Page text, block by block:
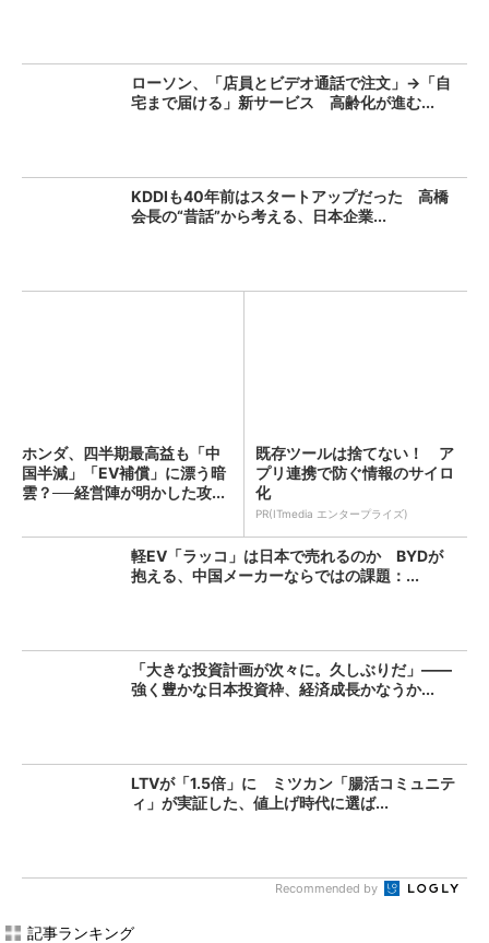
ローソン、「店員とビデオ通話で注文」→「自
宅まで届ける」新サービス 高齢化が進む...
KDDIも40年前はスタートアップだった 高橋
会長の“昔話”から考える、日本企業...
ホンダ、四半期最高益も「中
国半減」「EV補償」に漂う暗
雲？──経営陣が明かした攻...
既存ツールは捨てない！ ア
プリ連携で防ぐ情報のサイロ
化
PR(ITmedia エンタープライズ)
軽EV「ラッコ」は日本で売れるのか BYDが
抱える、中国メーカーならではの課題：...
「大きな投資計画が次々に。久しぶりだ」――
強く豊かな日本投資枠、経済成長かなうか...
LTVが「1.5倍」に ミツカン「腸活コミュニテ
ィ」が実証した、値上げ時代に選ば...
Recommended by
記事ランキング